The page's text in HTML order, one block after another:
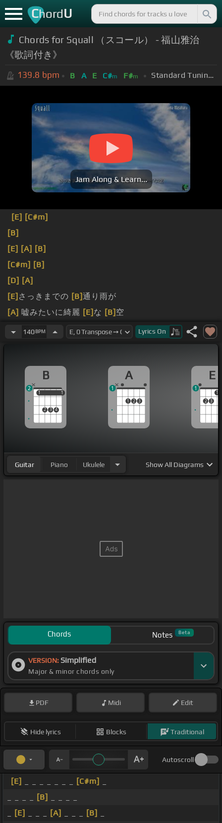
ChordU
Chords for Squall （スコール） - 福山雅治
《歌詞付き》
139.8 bpm B A E C#m F#m Standard Tuning (EADGBE)
Jam Along & Learn...
[E] [C#m]
[B]
[E] [A] [B]
[C#m] [B]
[D] [A]
[E] さっきまでの [B]通り雨が
[A] 嘘みたいに綺麗 [E] な [B] 空
そんな風 に [B] 微笑むから い [A]つの間にか嬉[E]
140BPM Lyrics On
B
1
2 3 4
1
1 1
2
A
1 2 3
1
E
2 3
1
1
Guitar Piano Ukulele ShowAll Diagrams
Chords Notes Beta
VERSION: Simplified
Major & minor chords only
PDF Midi Edit
Hide lyrics Blocks Traditional
Autoscroll
[E] [C#m]
[B]
[E] [A] [B]